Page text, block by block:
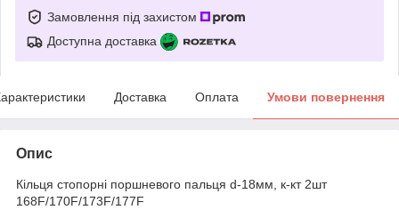
Замовлення під захистом
Доступна доставка
Доставка Оплата Умови повернення
Опис
Кільця стопорні поршневого пальця d-18мм, к-кт 2шт
168F/170F/173F/177F